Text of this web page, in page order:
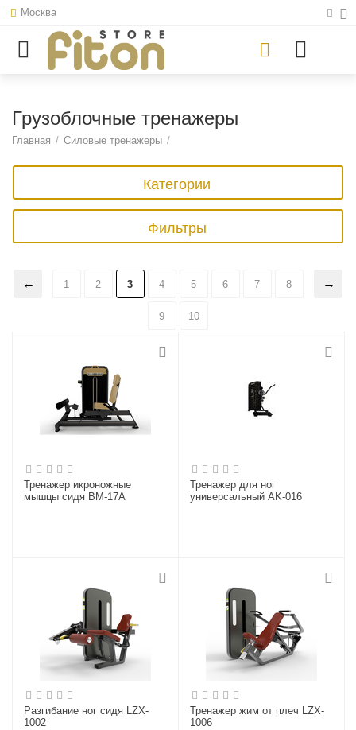
Москва
Грузоблочные тренажеры
Главная / Силовые тренажеры /
Категории
Фильтры
1 2 3 4 5 6 7 8
9 10
Тренажер икроножные
мышцы сидя BM-17A
Тренажер для ног
универсальный AK-016
Разгибание ног сидя LZX-
1002
Тренажер жим от плеч LZX-
1006